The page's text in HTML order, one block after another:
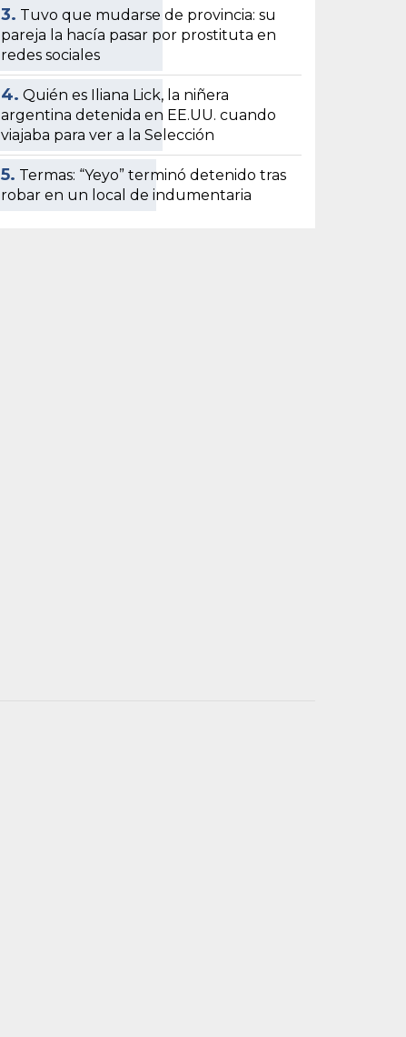
3. Tuvo que mudarse de provincia: su
pareja la hacía pasar por prostituta en
redes sociales
4. Quién es Iliana Lick, la niñera
argentina detenida en EE.UU. cuando
viajaba para ver a la Selección
5. Termas: “Yeyo” terminó detenido tras
robar en un local de indumentaria